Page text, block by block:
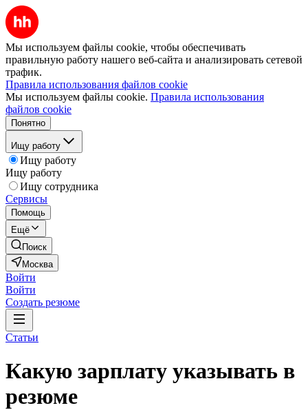
Мы используем файлы cookie, чтобы обеспечивать
правильную работу нашего веб-сайта и анализировать сетевой
трафик.
Правила использования файлов cookie
Мы используем файлы cookie. Правила использования
файлов cookie
Понятно
Ищу работу
Ищу работу
Ищу работу
Ищу сотрудника
Сервисы
Помощь
Ещё
Поиск
Москва
Войти
Войти
Создать резюме
Статьи
Какую зарплату указывать в
резюме